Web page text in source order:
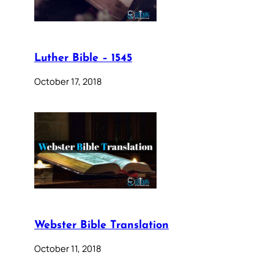
Luther Bible – 1545
October 17, 2018
Webster Bible Translation
October 11, 2018